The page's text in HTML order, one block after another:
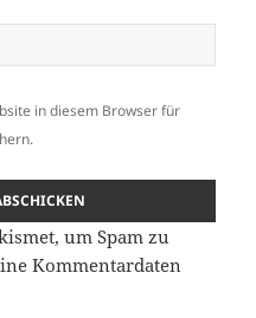
in diesem Browser für
um Spam zu
Kommentardaten